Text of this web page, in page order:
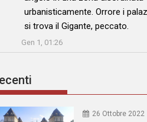
urbanisticamente. Orrore i
si trova il Gigante, peccato.
Gen 1, 01:26
26 Ottobre 2022